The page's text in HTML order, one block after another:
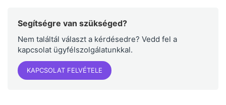
Segítségre van szükséged?
Nem találtál választ a kérdésedre? Vedd fel a
kapcsolat ügyfélszolgálatunkkal.
KAPCSOLAT FELVÉTELE